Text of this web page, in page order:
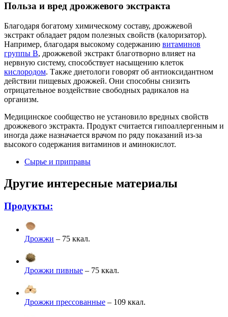
Польза и вред дрожжевого экстракта
Благодаря богатому химическому составу, дрожжевой
экстракт обладает рядом полезных свойств (калоризатор).
Например, благодаря высокому содержанию витаминов
группы В, дрожжевой экстракт благотворно влияет на
нервную систему, способствует насыщению клеток
кислородом. Также диетологи говорят об антиоксидантном
действии пищевых дрожжей. Они способны снизить
отрицательное воздействие свободных радикалов на
организм.
Медицинское сообщество не установило вредных свойств
дрожжевого экстракта. Продукт считается гипоаллергенным и
иногда даже назначается врачом по ряду показаний из-за
высокого содержания витаминов и аминокислот.
Сырье и приправы
Другие интересные материалы
Продукты:
Дрожжи – 75 ккал.
Дрожжи пивные – 75 ккал.
Дрожжи прессованные – 109 ккал.